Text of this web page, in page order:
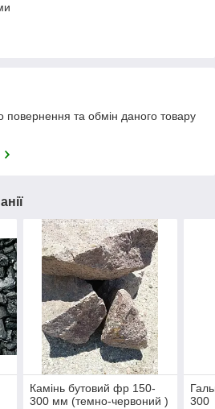
та обмін даного товару
Камінь бутовий фр 150-
300 мм (темно-червоний )
300